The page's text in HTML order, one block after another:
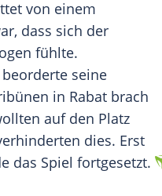
von einem
dass sich der
fühlte.
seine
in Rabat brach
auf den Platz
dies. Erst
das Spiel fortgesetzt.